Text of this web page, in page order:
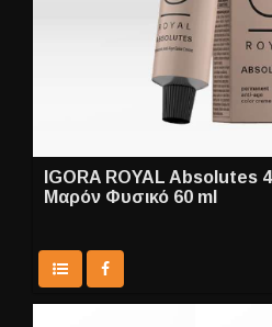
IGORA ROYAL Absolutes
Μαρόν Φυσικό 60 ml